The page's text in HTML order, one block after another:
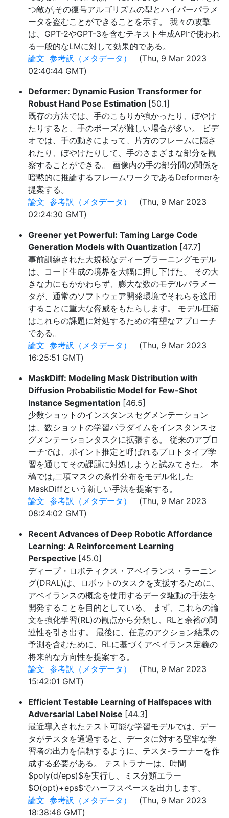
つ敵が,その復号アルゴリズムの型とハイパーパラメ
ータを盗むことができることを示す。 我々の攻撃
は、GPT-2やGPT-3を含むテキスト生成APIで使われ
る一般的なLMに対して効果的である。
論文 参考訳（メタデータ）
(Thu, 9 Mar 2023
02:40:44 GMT)
Deformer: Dynamic Fusion Transformer for
Robust Hand Pose Estimation [50.1]
既存の方法では、手のこもりが強かったり、ぼやけ
たりすると、手のポーズが難しい場合が多い。 ビデ
オでは、手の動きによって、片方のフレームに隠さ
れたり、ぼやけたりして、手のさまざまな部分を観
察することができる。 画像内の手の部分間の関係を
暗黙的に推論するフレームワークであるDeformerを
提案する。
論文 参考訳（メタデータ）
(Thu, 9 Mar 2023
02:24:30 GMT)
Greener yet Powerful: Taming Large Code
Generation Models with Quantization [47.7]
事前訓練された大規模なディープラーニングモデル
は、コード生成の境界を大幅に押し下げた。 その大
きな力にもかかわらず、膨大な数のモデルパラメー
タが、通常のソフトウェア開発環境でそれらを適用
することに重大な脅威をもたらします。 モデル圧縮
はこれらの課題に対処するための有望なアプローチ
である。
論文 参考訳（メタデータ）
(Thu, 9 Mar 2023
16:25:51 GMT)
MaskDiff: Modeling Mask Distribution with
Diffusion Probabilistic Model for Few-Shot
Instance Segmentation [46.5]
少数ショットのインスタンスセグメンテーション
は、数ショットの学習パラダイムをインスタンスセ
グメンテーションタスクに拡張する。 従来のアプロ
ーチでは、ポイント推定と呼ばれるプロトタイプ学
習を通じてその課題に対処しようと試みてきた。 本
稿では,二項マスクの条件分布をモデル化した
MaskDiffという新しい手法を提案する。
論文 参考訳（メタデータ）
(Thu, 9 Mar 2023
08:24:02 GMT)
Recent Advances of Deep Robotic Affordance
Learning: A Reinforcement Learning
Perspective [45.0]
ディープ・ロボティクス・アベイランス・ラーニン
グ(DRAL)は、ロボットのタスクを支援するために、
アベイランスの概念を使用するデータ駆動の手法を
開発することを目的としている。 まず、これらの論
文を強化学習(RL)の観点から分類し、RLと余裕の関
連性を引き出す。 最後に、任意のアクション結果の
予測を含むために、RLに基づくアベイランス定義の
将来的な方向性を提案する。
論文 参考訳（メタデータ）
(Thu, 9 Mar 2023
15:42:01 GMT)
Efficient Testable Learning of Halfspaces with
Adversarial Label Noise [44.3]
最近導入されたテスト可能な学習モデルでは、デー
タがテスタを通過すると、データに対する堅牢な学
習者の出力を信頼するように、テスタ-ラーナーを作
成する必要がある。 テストラナーは、時間
$poly(d/eps)$を実行し、ミス分類エラー
$O(opt)+eps$でハーフスペースを出力します。
論文 参考訳（メタデータ）
(Thu, 9 Mar 2023
18:38:46 GMT)